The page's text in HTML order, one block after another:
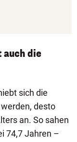
die
sich die
desto
an. So sahen
74,7 Jahren –